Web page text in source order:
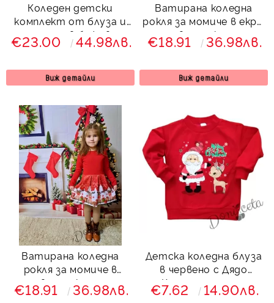
Коледен детски
комплект от блуза и
панталон в бежово с
елхички
€23.00 44.98лв.
Виж детайли
Ватирана коледна
рокля за момиче в екрю
и червено с коледна
картинки на еленчета
€18.91 36.98лв.
Виж детайли
Ватирана коледна
рокля за момиче в
червено с коледна
картинки на еленчета
€18.91 36.98лв.
Детска коледна блуза
в червено с Дядо
Коледа и еленче
€7.62 14.90лв.